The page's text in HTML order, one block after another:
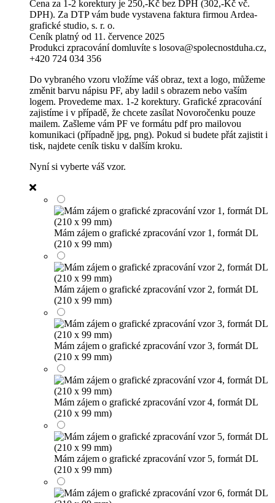
Cena za 1-2 korektury je 250,-Kč bez DPH (302,-Kč vč.
DPH). Za DTP vám bude vystavena faktura firmou Ardea-
grafické studio, s. r. o.
Ceník platný od 11. července 2025
Produkci zpracování domluvíte s losova@spolecnostduha.cz,
+420 724 034 356
Do vybraného vzoru vložíme váš obraz, text a logo, můžeme
změnit barvu nápisu PF, aby ladil s obrazem nebo vaším
logem. Provedeme max. 1-2 korektury. Grafické zpracování
zajistíme i v případě, že chcete zasílat Novoročenku pouze
mailem. Zašleme vám PF ve formátu pdf pro mailovou
komunikaci (případně jpg, png). Pokud si budete přát zajistit i
tisk, najdete ceník tisku v dalším kroku.
Nyní si vyberte váš vzor.
Mám zájem o grafické zpracování vzor 1, formát DL
(210 x 99 mm)
Mám zájem o grafické zpracování vzor 2, formát DL
(210 x 99 mm)
Mám zájem o grafické zpracování vzor 3, formát DL
(210 x 99 mm)
Mám zájem o grafické zpracování vzor 4, formát DL
(210 x 99 mm)
Mám zájem o grafické zpracování vzor 5, formát DL
(210 x 99 mm)